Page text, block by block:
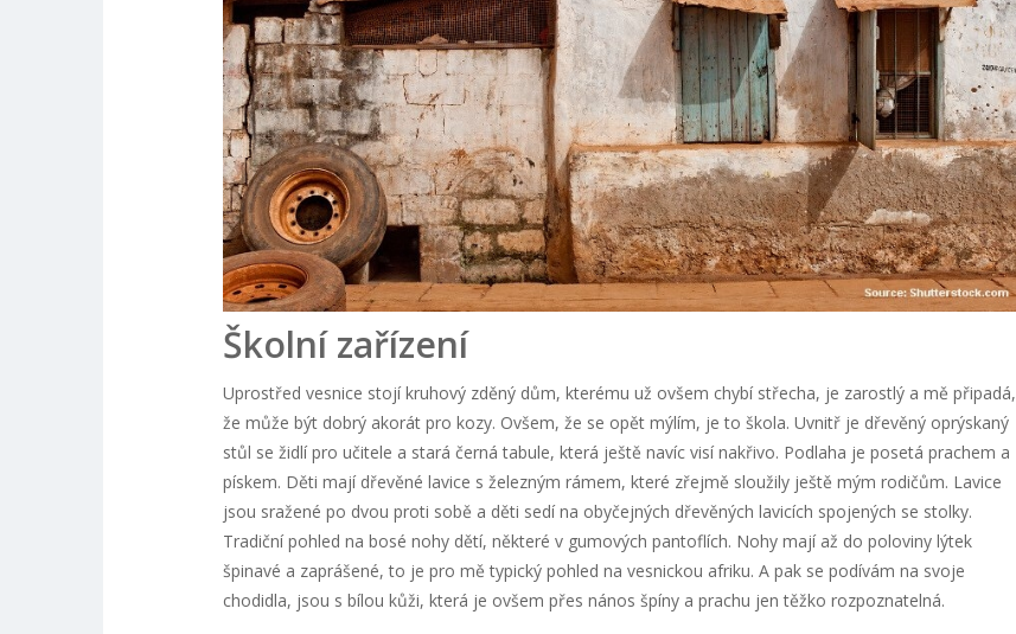
Školní zařízení
Uprostřed vesnice stojí kruhový zděný dům, kterému už ovšem chybí střecha, je zarostlý a mě připadá,
že může být dobrý akorát pro kozy. Ovšem, že se opět mýlím, je to škola. Uvnitř je dřevěný oprýskaný
stůl se židlí pro učitele a stará černá tabule, která ještě navíc visí nakřivo. Podlaha je posetá prachem a
pískem. Děti mají dřevěné lavice s železným rámem, které zřejmě sloužily ještě mým rodičům. Lavice
jsou sražené po dvou proti sobě a děti sedí na obyčejných dřevěných lavicích spojených se stolky.
Tradiční pohled na bosé nohy dětí, některé v gumových pantoflích. Nohy mají až do poloviny lýtek
špinavé a zaprášené, to je pro mě typický pohled na vesnickou afriku. A pak se podívám na svoje
chodidla, jsou s bílou kůži, která je ovšem přes nános špíny a prachu jen těžko rozpoznatelná.